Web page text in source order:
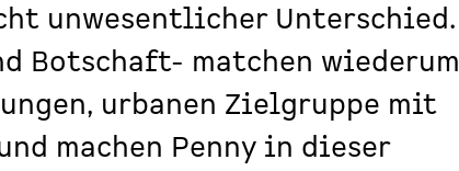
unwesentlicher Unterschied.
Botschaft- matchen wiederum
urbanen Zielgruppe mit
machen Penny in dieser